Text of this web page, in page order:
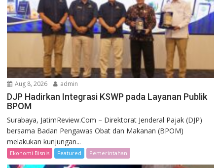
Aug 8, 2026 admin
DJP Hadirkan Integrasi KSWP pada Layanan Publik
BPOM
Surabaya, JatimReview.Com – Direktorat Jenderal Pajak (DJP)
bersama Badan Pengawas Obat dan Makanan (BPOM)
melakukan kunjungan...
Ekonomi Bisnis Featured Pemerintahan